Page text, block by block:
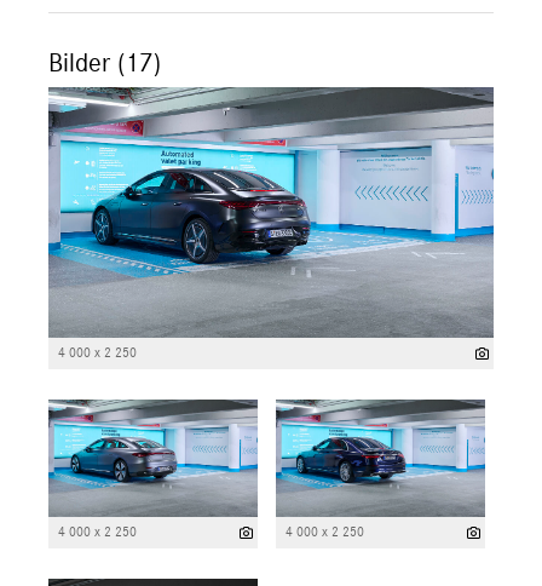
Bilder (17)
4 000 x 2 250
4 000 x 2 250 4 000 x 2 250